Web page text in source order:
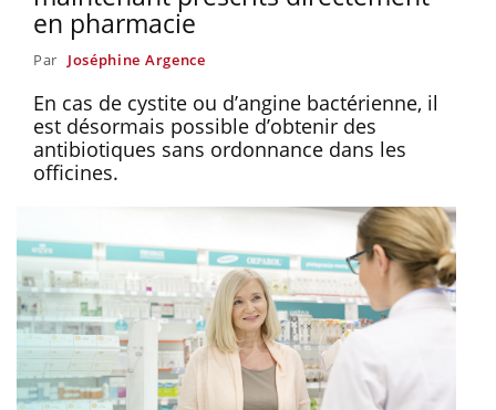
en pharmacie
Par Joséphine Argence
En cas de cystite ou d’angine bactérienne, il
est désormais possible d’obtenir des
antibiotiques sans ordonnance dans les
officines.